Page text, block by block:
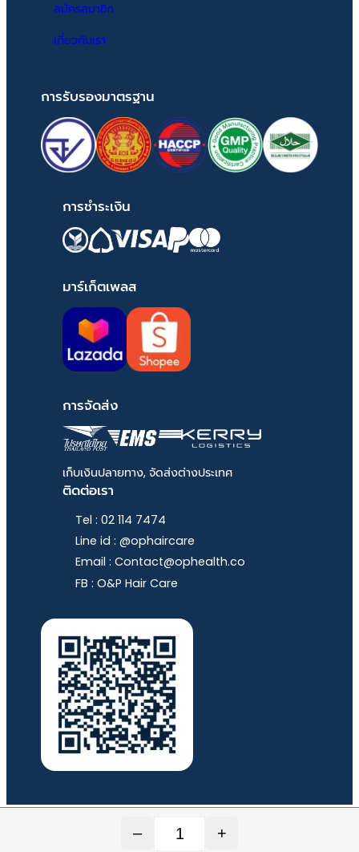
จำนวน HORSY Pro 30 แคป
– +
สามารถเห็นการเปลี่ยนแปลงได้อย่าง
ชัดเจน
ร่างกายสามารถดูดซึมสารสกัดไปใช้
งานได้มากที่สุด
สามารถทำผม ย้อมสีผมและโดน
ความร้อนได้ตามปกติ
แอลกอฮอล์ สูบบุหรี่และใช้ชีวิตได้ตาก
ปกติ (การดื่มแอลกอฮอล์และสูบบุหรี่
ไม่ส่งผลดีต่อสุขภาพ)
คำแนะนำในการจัดเก็บ
เก็บในที่แห้ง อุณหภูมิต่ำกว่า 25
องศาเซลเซียส และพ้นจากแสงแดด
ในกรณีที่ต้องพกออกไปใช้นอก
สถานที่ สามารถแบ่งแคปซูล เก็บใน
กระปุกยาที่ต้องมีฝาปิดสนิท
สมัครสมาชิก
เกี่ยวกับเรา
การรับรองมาตรฐาน
การชำระเงิน
มาร์เก็ตเพลส
การจัดส่ง
เก็บเงินปลายทาง, จัดส่งต่างประเทศ
ติดต่อเรา
Tel : 02 114 7474
Line id : @ophaircare
Email : Contact@ophealth.co
FB : O&P Hair Care
© 2020-2024 O&P Quality Trade Co., Ltd. All rights